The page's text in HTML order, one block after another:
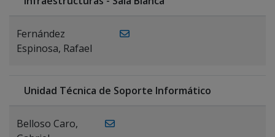
Fernández
Espinosa, Rafael
Unidad Técnica de Soporte Informático
Belloso Caro,